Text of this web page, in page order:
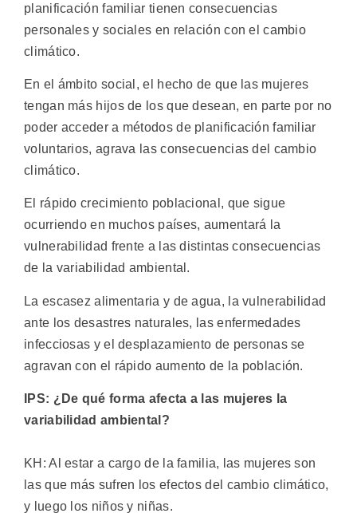
planificación familiar tienen consecuencias
personales y sociales en relación con el cambio
climático.
En el ámbito social, el hecho de que las mujeres
tengan más hijos de los que desean, en parte por no
poder acceder a métodos de planificación familiar
voluntarios, agrava las consecuencias del cambio
climático.
El rápido crecimiento poblacional, que sigue
ocurriendo en muchos países, aumentará la
vulnerabilidad frente a las distintas consecuencias
de la variabilidad ambiental.
La escasez alimentaria y de agua, la vulnerabilidad
ante los desastres naturales, las enfermedades
infecciosas y el desplazamiento de personas se
agravan con el rápido aumento de la población.
IPS: ¿De qué forma afecta a las mujeres la
variabilidad ambiental?
KH: Al estar a cargo de la familia, las mujeres son
las que más sufren los efectos del cambio climático,
y luego los niños y niñas.